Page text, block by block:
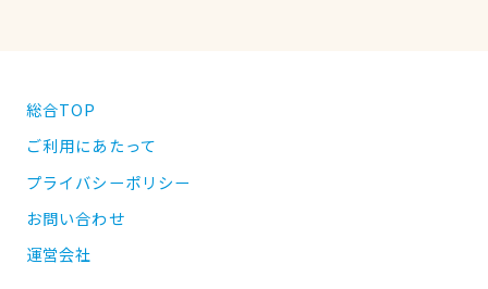
総合TOP
ご利用にあたって
プライバシーポリシー
お問い合わせ
運営会社